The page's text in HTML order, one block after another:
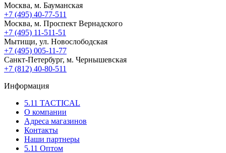
Москва, м. Бауманская
+7 (495) 40-77-511
Москва, м. Проспект Вернадского
+7 (495) 11-511-51
Мытищи, ул. Новослободская
+7 (495) 005-11-77
Санкт-Петербург, м. Чернышевская
+7 (812) 40-80-511
Информация
5.11 TACTICAL
О компании
Адреса магазинов
Контакты
Наши партнеры
5.11 Оптом